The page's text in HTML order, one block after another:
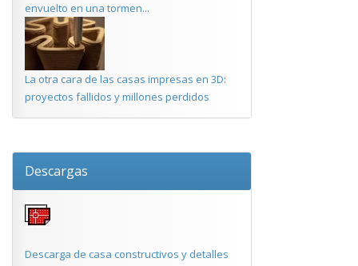
envuelto en una tormen...
La otra cara de las casas impresas en 3D:
proyectos fallidos y millones perdidos
Descargas
Descarga de casa constructivos y detalles